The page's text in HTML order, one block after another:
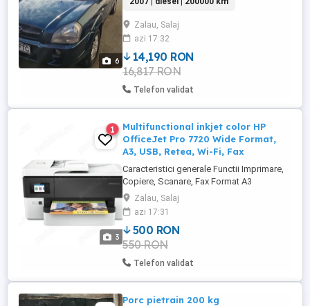
6
Zalau, Salaj
azi 17:32
14,190 RON
16,817 RON
Telefon validat
3
1
Multifunctional inkjet color HP
OfficeJet Pro 7720 Wide Format,
A3, USB, Retea, Wi-Fi, Fax
Caracteristici generale Functii Imprimare,
Copiere, Scanare, Fax Format A3
Tehnologie Inkjet Mod tiparire Color
Interfata USB 2.0, Retea, Wireless, RJ-11
Fax ADF Da Imprimanta Viteza printare
alb-negru A4, ISO: Pana la 22 ppm; general
de birou: Pana la 34 ppm Viteza printare
color A4, ISO: Pana la 18 ...
Zalau, Salaj
azi 17:31
500 RON
550 RON
Telefon validat
Porc pietrain 200 kg